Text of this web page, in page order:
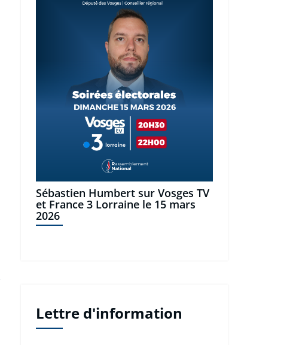
Sébastien Humbert sur Vosges TV
et France 3 Lorraine le 15 mars
2026
Lettre d'information